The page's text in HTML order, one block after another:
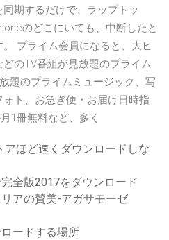
期するだけで、ラップトッ
のどこにいても、中断したと
プライム会員になると、大ヒ
のTV番組が見放題のプライム
題のプライムミュージック、写
ト、お急ぎ便・お届け日時指
1冊無料など、多く
ほど速くダウンロードしな
全版2017をダウンロード
アの賛美-アガサモーゼ
ードする場所